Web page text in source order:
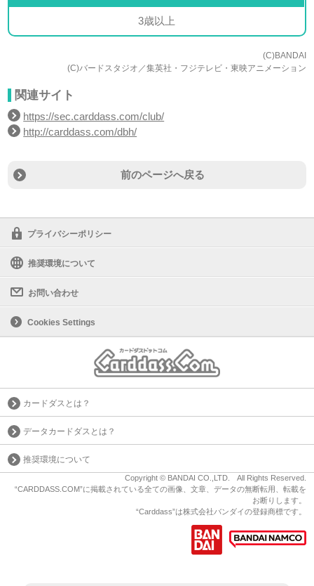
3歳以上
(C)BANDAI
(C)バードスタジオ／集英社・フジテレビ・東映アニメーション
関連サイト
https://sec.carddass.com/club/
http://carddass.com/dbh/
前のページへ戻る
プライバシーポリシー
推奨環境について
お問い合わせ
Cookies Settings
カードダスとは？
データカードダスとは？
推奨環境について
Copyright © BANDAI CO.,LTD. All Rights Reserved.
“CARDDASS.COM”に掲載されている全ての画像、文章、データの無断転用、転載を
お断りします。
“Carddass”は株式会社バンダイの登録商標です。